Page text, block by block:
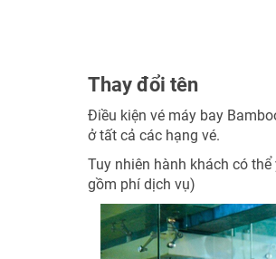
Thay đổi tên
Điều kiện vé máy bay
ở tất cả các hạng vé.
Tuy nhiên hành khách có
gồm phí dịch vụ)